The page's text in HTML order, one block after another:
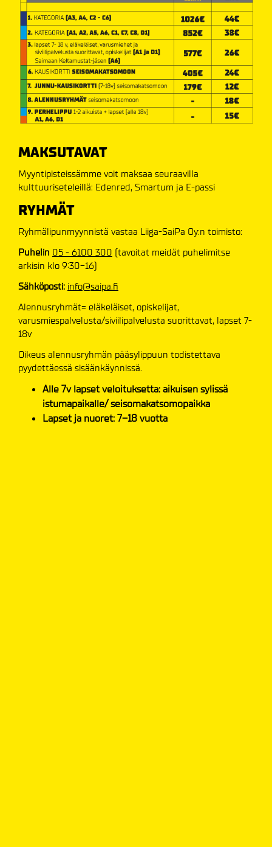
MAKSUTAVAT
Myyntipisteissämme voit maksaa seuraavilla
kulttuuriseteleillä: Edenred, Smartum ja E-passi
RYHMÄT
Ryhmälipunmyynnistä vastaa Liiga-SaiPa Oy:n toimisto:
Puhelin 05 - 6100 300 (tavoitat meidät puhelimitse
arkisin klo 9:30-16)
Sähköposti: info@saipa.fi
Alennusryhmät= eläkeläiset, opiskelijat,
varusmiespalvelusta/siviilipalvelusta suorittavat, lapset 7-
18v
Oikeus alennusryhmän pääsylippuun todistettava
pyydettäessä sisäänkäynnissä.
Alle 7v lapset veloituksetta: aikuisen sylissä
istumapaikalle/ seisomakatsomopaikka
Lapset ja nuoret: 7–18 vuotta